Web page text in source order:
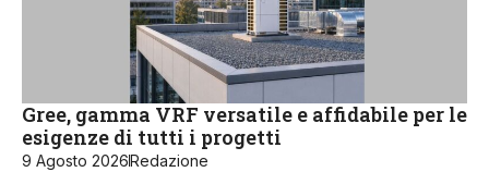
Gree, gamma VRF versatile e affidabile per le
esigenze di tutti i progetti
9 Agosto 2026Redazione